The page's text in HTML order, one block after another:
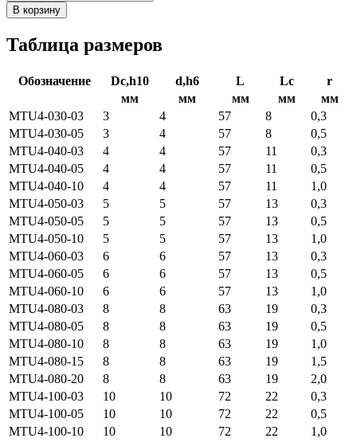
В корзину
Таблица размеров
Обозначение Dc,h10 d,h6 L Lc
r
мм
мм мм мм
мм
MTU4-030-03
3 4 57 8
0,3
MTU4-030-05
3 4 57 8
0,5
MTU4-040-03
4 4 57 11
0,3
MTU4-040-05
4 4 57 11
0,5
MTU4-040-10
4 4 57 11
1,0
MTU4-050-03
5 5 57 13
0,3
MTU4-050-05
5 5 57 13
0,5
MTU4-050-10
5 5 57 13
1,0
MTU4-060-03
6 6 57 13
0,3
MTU4-060-05
6 6 57 13
0,5
MTU4-060-10
6 6 57 13
1,0
MTU4-080-03
8 8 63 19
0,3
MTU4-080-05
8 8 63 19
0,5
MTU4-080-10
8 8 63 19
1,0
MTU4-080-15
8 8 63 19
1,5
MTU4-080-20
8 8 63 19
2,0
MTU4-100-03
10 10 72 22
0,3
MTU4-100-05
10 10 72 22
0,5
MTU4-100-10
10 10 72 22
1,0